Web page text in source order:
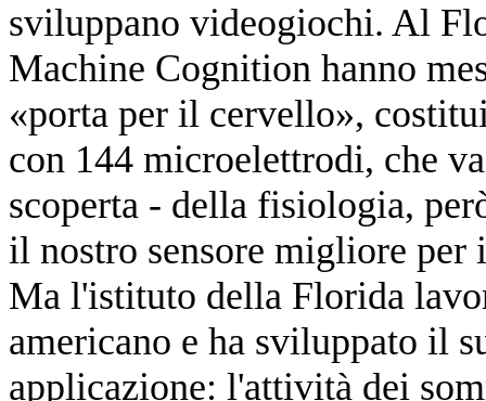
sviluppano videogiochi. Al
Machine Cognition hanno
«porta per il cervello»,
con 144 microelettrodi, che
scoperta - della fisiologia,
il nostro sensore migliore
Ma l'istituto della Florida
americano e ha sviluppato il
applicazione: l'attività dei